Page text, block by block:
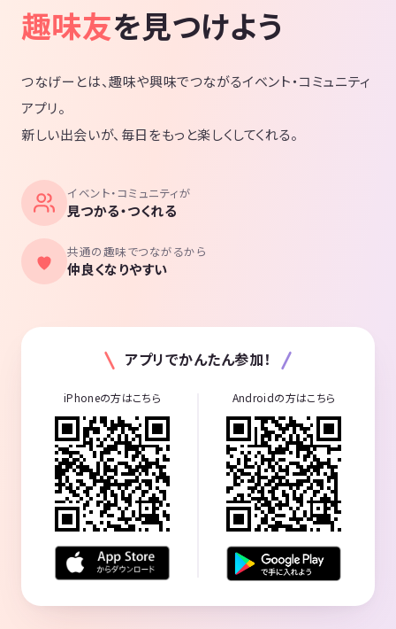
趣味友を見つけよう
つなげーとは、趣味や興味でつながるイベント・コミュニティ
アプリ。
新しい出会いが、毎日をもっと楽しくしてくれる。
イベント・コミュニティが
見つかる・つくれる
共通の趣味でつながるから
仲良くなりやすい
アプリでかんたん参加！
iPhoneの方はこちら Androidの方はこちら